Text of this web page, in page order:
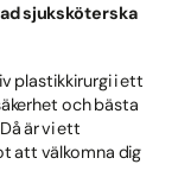
sjuksköterska
plastikkirurgi i ett
och bästa
är vi ett
att välkomna dig